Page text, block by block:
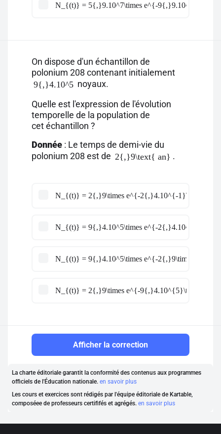
N_{(t)} = 5{,}9.10^7\times e^{-9{,}9.10^{-
On dispose d'un échantillon de
polonium 208 contenant initialement
9{,}4.10^5 noyaux.
Quelle est l'expression de l'évolution
temporelle de la population de
cet échantillon ?
Donnée : Le temps de demi-vie du
polonium 208 est de 2{,}9\text{ an} .
N_{(t)} = 2{,}9\times e^{-2{,}4.10^{-1}\times t}
N_{(t)} = 9{,}4.10^5\times e^{-2{,}4.10^{-
N_{(t)} = 9{,}4.10^5\times e^{-2{,}9\times t}
N_{(t)} = 2{,}9\times e^{-9{,}4.10^{5}\times t}
Afficher la correction
La charte éditoriale garantit la conformité des contenus aux programmes
officiels de l'Éducation nationale. en savoir plus
Les cours et exercices sont rédigés par l'équipe éditoriale de Kartable,
composéee de professeurs certififés et agrégés. en savoir plus